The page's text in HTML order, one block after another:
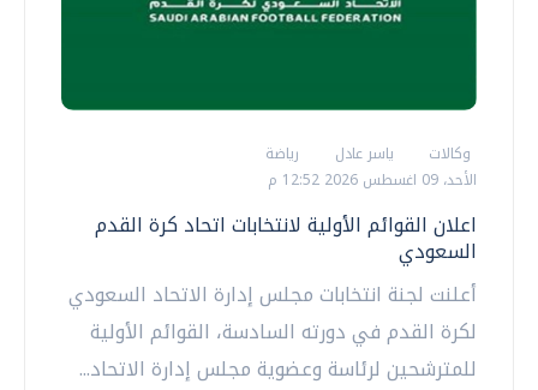
وكالات ياسر عادل
رياضة
الأحد، 09 اغسطس 2026 12:52 م
اعلان القوائم الأولية لانتخابات اتحاد كرة القدم
السعودي
أعلنت لجنة انتخابات مجلس إدارة الاتحاد السعودي
لكرة القدم في دورته السادسة، القوائم الأولية
للمترشحين لرئاسة وعضوية مجلس إدارة الاتحاد...